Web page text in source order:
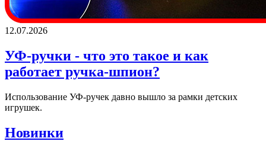
12.07.2026
УФ-ручки - что это такое и как
работает ручка-шпион?
Использование УФ-ручек давно вышло за рамки детских
игрушек.
Новинки